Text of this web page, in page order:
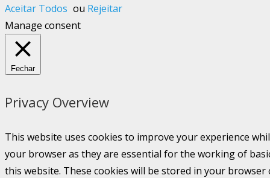
Aceitar Todos ou Rejeitar
Manage consent
Fechar
Privacy Overview
This website uses cookies to improve your experience
your browser as they are essential for the working of
this website. These cookies will be stored in your